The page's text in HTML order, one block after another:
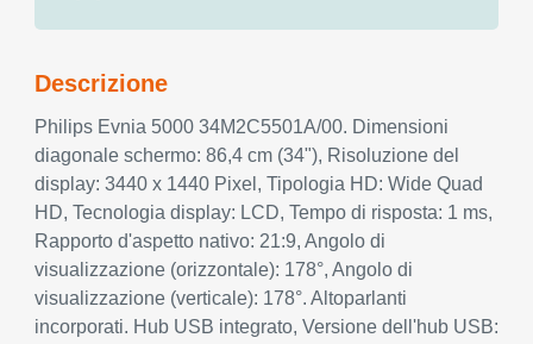
Descrizione
Philips Evnia 5000 34M2C5501A/00. Dimensioni
diagonale schermo: 86,4 cm (34"), Risoluzione del
display: 3440 x 1440 Pixel, Tipologia HD: Wide Quad
HD, Tecnologia display: LCD, Tempo di risposta: 1 ms,
Rapporto d'aspetto nativo: 21:9, Angolo di
visualizzazione (orizzontale): 178°, Angolo di
visualizzazione (verticale): 178°. Altoparlanti
incorporati. Hub USB integrato, Versione dell'hub USB: